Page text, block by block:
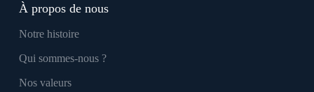
À propos de nous
Notre histoire
Qui sommes-nous ?
Nos valeurs